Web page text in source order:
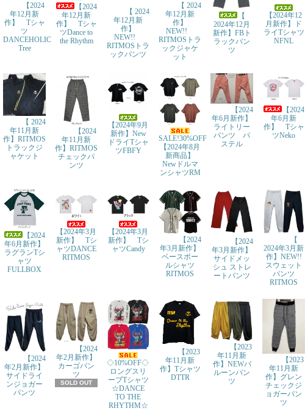
【2024
年12月新
作】 Tシャ
ツ
DANCEHOLIC
Tree
【2024
年12月新
作】 Tシャ
ツDance to
the Rhythm
【 2024
年12月新
作】
NEW!!
RITMOSトラ
ックパンツ
【 2024
年12月新
作】
NEW!!
RITMOSトラ
ックジャケ
ット
【
2024年12月
新作】FBト
ラックパン
ツ
【2024年12
月新作】ド
ライTシャツ
NFNL
【 2024
年11月新
作】RITMOS
トラックジ
ャケット
【2024
年11月新
作】RITMOS
チェックパ
ンツ
【2024年9月
新作】New
ドライTシャ
ツFBFY
SALE!30%OFF
【2024年8月
新商品】
Newドルマ
ンシャツRM
【2024
年6月新作】
ライトリー
パンツ パ
ステル
【2024
年6月新
作】 Tシャ
ツNeko
【2024
年6月新作】
ラグランTシ
ャツ
FULLBOX
【2024年3月
新作】 Tシ
ャツDANCE
RITMOS
【2024年3月
新作】 Tシ
ャツCandy
【2024
年3月新作】
ベースボー
ルシャツ
RITMOS
【2024
年3月新作】
サイドメッ
シュ ストレ
ートパンツ
【
2024年3月新
作】NEW!!
スウェット
パンツ
RITMOS
【2024
年2月新作】
サイドライ
ンジョガー
パンツ
【2024
年2月新作】
カーゴパン
ツ
SOLD OUT
◇10%OFF◇
ロングスリ
ーブTシャツ
☆DANCE
TO THE
RHYTHM☆
【2023
年11月新
作】Tシャツ
DTTR
【2023
年11月新
作】NEWバ
ルーンパン
ツ
【2023
年11月新
作】グレン
チェックジ
ョガーパン
ツ